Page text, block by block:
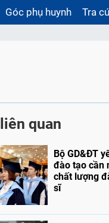
Góc phụ huynh Tra
quan
Bộ GD&ĐT
đào tạo cần
chất lượng
sĩ